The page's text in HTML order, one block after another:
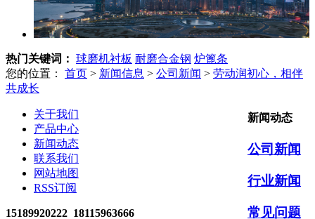
热门关键词： 球磨机衬板 耐磨合金钢 炉篦条
您的位置：
首页 > 新闻信息 > 公司新闻 > 劳动润初心，相伴
共成长
新闻动态
公司新闻
行业新闻
常见问题
关于我们
产品中心
新闻动态
联系我们
网站地图
RSS订阅
15189920222 18115963666